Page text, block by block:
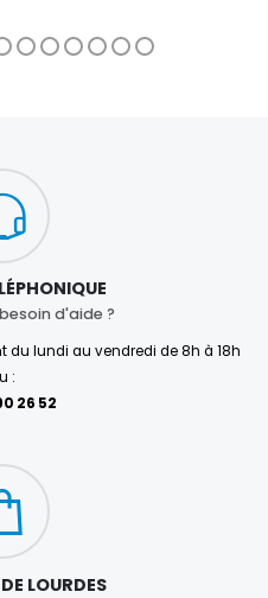
d'aide ?
du lundi au vendredi de 8h à 18h
:
26 52
LOURDES